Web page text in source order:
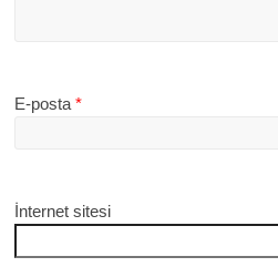
E-posta*
İnternet sitesi